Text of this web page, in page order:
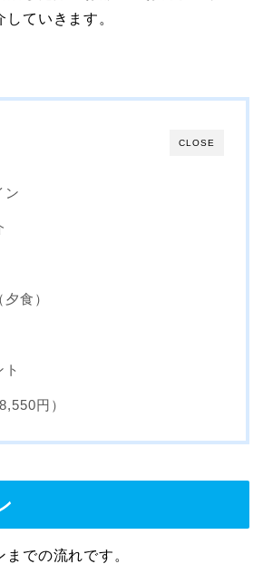
ていきます。
CLOSE
ン
食）
円）
での流れです。